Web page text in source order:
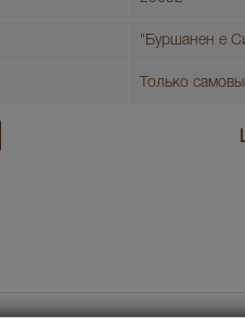
"Буршанен е
Только